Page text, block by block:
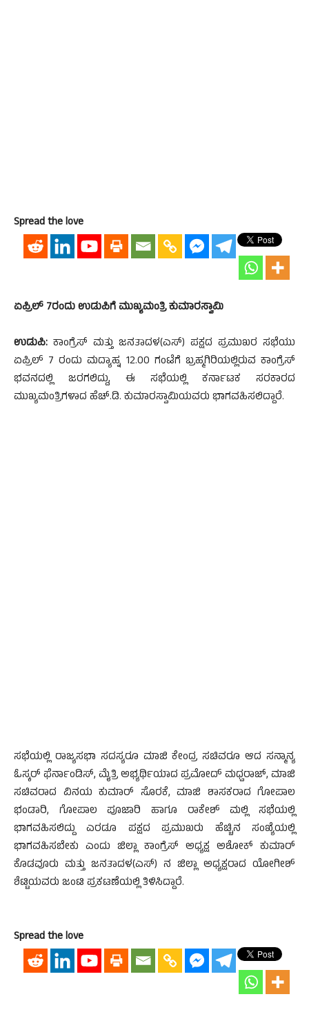
Spread the love
ಏಪ್ರಿಲ್ 7ರಂದು ಉಡುಪಿಗೆ ಮುಖ್ಯಮಂತ್ರಿ ಕುಮಾರಸ್ವಾಮಿ
ಉಡುಪಿ: ಕಾಂಗ್ರೆಸ್ ಮತ್ತು ಜನತಾದಳ(ಎಸ್) ಪಕ್ಷದ ಪ್ರಮುಖರ ಸಭೆಯು
ಏಪ್ರಿಲ್ 7 ರಂದು ಮದ್ಯಾಹ್ನ 12.00 ಗಂಟೆಗೆ ಬ್ರಹ್ಮಗಿರಿಯಲ್ಲಿರುವ ಕಾಂಗ್ರೆಸ್
ಭವನದಲ್ಲಿ ಜರಗಲಿದ್ದು, ಈ ಸಭೆಯಲ್ಲಿ ಕರ್ನಾಟಕ ಸರಕಾರದ
ಮುಖ್ಯಮಂತ್ರಿಗಳಾದ ಹೆಚ್.ಡಿ. ಕುಮಾರಸ್ವಾಮಿಯವರು ಭಾಗವಹಿಸಲಿದ್ದಾರೆ.
ಸಭೆಯಲ್ಲಿ ರಾಜ್ಯಸಭಾ ಸದಸ್ಯರೂ ಮಾಜಿ ಕೇಂದ್ರ ಸಚಿವರೂ ಆದ ಸನ್ಮಾನ್ಯ
ಓಸ್ಕರ್ ಫೆರ್ನಾಂಡಿಸ್, ಮೈತ್ರಿ ಅಭ್ಯರ್ಥಿಯಾದ ಪ್ರಮೋದ್ ಮಧ್ವರಾಜ್, ಮಾಜಿ
ಸಚಿವರಾದ ವಿನಯ ಕುಮಾರ್ ಸೊರಕೆ, ಮಾಜಿ ಶಾಸಕರಾದ ಗೋಪಾಲ
ಭಂಡಾರಿ, ಗೋಪಾಲ ಪೂಜಾರಿ ಹಾಗೂ ರಾಕೇಶ್ ಮಲ್ಲಿ ಸಭೆಯಲ್ಲಿ
ಭಾಗವಹಿಸಲಿದ್ದು ಎರಡೂ ಪಕ್ಷದ ಪ್ರಮುಖರು ಹೆಚ್ಚಿನ ಸಂಖ್ಯೆಯಲ್ಲಿ
ಭಾಗವಹಿಸಬೇಕು ಎಂದು ಜಿಲ್ಲಾ ಕಾಂಗ್ರೆಸ್ ಅಧ್ಯಕ್ಷ ಅಶೋಕ್ ಕುಮಾರ್
ಕೊಡವೂರು ಮತ್ತು ಜನತಾದಳ(ಎಸ್) ನ ಜಿಲ್ಲಾ ಅಧ್ಯಕ್ಷರಾದ ಯೋಗೀಶ್
ಶೆಟ್ಟಿಯವರು ಜಂಟಿ ಪ್ರಕಟಣೆಯಲ್ಲಿ ತಿಳಿಸಿದ್ದಾರೆ.
Spread the love